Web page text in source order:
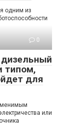
одним из
0
типом,
для
или